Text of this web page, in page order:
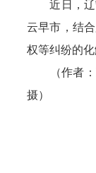
近日，辽
云早市，结
权等纠纷的
（作者：
摄）